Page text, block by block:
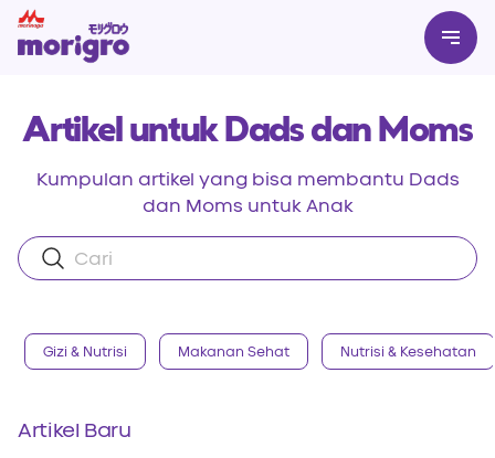
Artikel untuk Dads dan Moms
Kumpulan artikel yang bisa membantu Dads
dan Moms untuk Anak
Gizi & Nutrisi Makanan Sehat Nutrisi & Kesehatan
Artikel Baru